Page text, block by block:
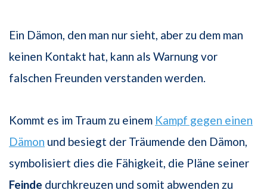
Ein Dämon, den man nur sieht, aber zu dem man
keinen Kontakt hat, kann als Warnung vor
falschen Freunden verstanden werden.
Kommt es im Traum zu einem Kampf gegen einen
Dämon und besiegt der Träumende den Dämon,
symbolisiert dies die Fähigkeit, die Pläne seiner
Feinde durchkreuzen und somit abwenden zu